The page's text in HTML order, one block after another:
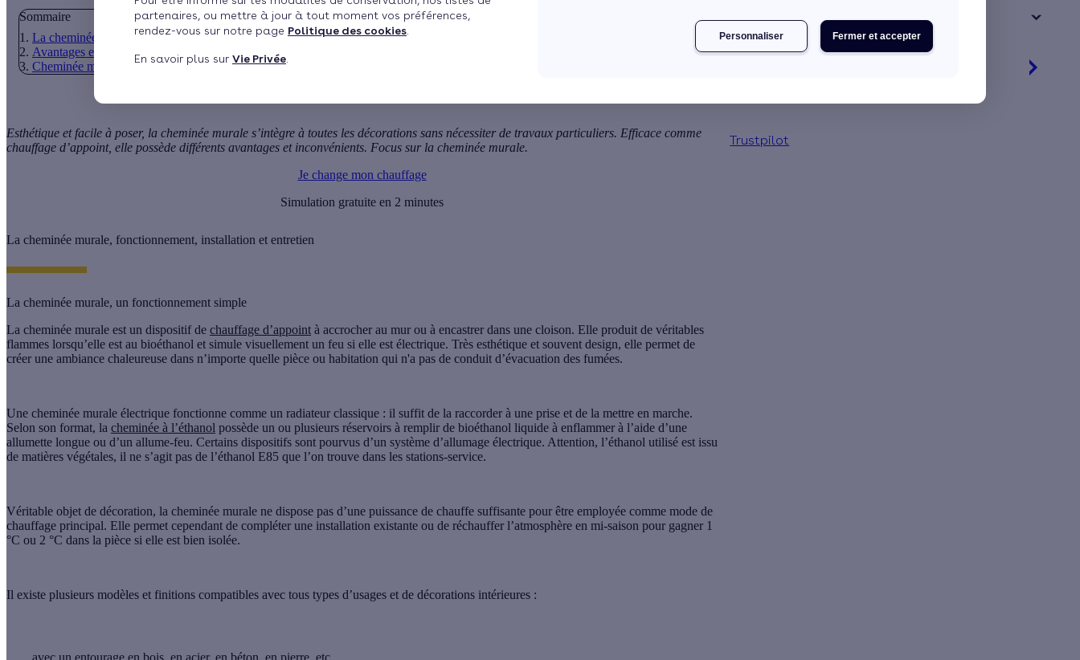
partenaires, ou mettre à jour à tout moment vos préférences,
rendez-vous sur notre page Politique des cookies
En savoir plus sur Vie Privée
Fermer et accepter
Personnaliser
Sommaire
La cheminée murale, fonctionnement, installation et entretien
Avantages et inconvénients
Cheminée murale : prix d’achat et coût de fonctionnement
Esthétique et facile à poser, la cheminée murale s’intègre à toutes les décorations sans nécessiter de travaux particuliers. Efficace comme
chauffage d’appoint, elle possède différents avantages et inconvénients. Focus sur la cheminée murale.
Je change mon chauffage
Simulation gratuite en 2 minutes
La cheminée murale, fonctionnement, installation et entretien
La cheminée murale, un fonctionnement simple
La cheminée murale est un dispositif de chauffage d’appoint à accrocher au mur ou à encastrer dans une cloison. Elle produit de véritables
flammes lorsqu’elle est au bioéthanol et simule visuellement un feu si elle est électrique. Très esthétique et souvent design, elle permet de
créer une ambiance chaleureuse dans n’importe quelle pièce ou habitation qui n'a pas de conduit d’évacuation des fumées.
Une cheminée murale électrique fonctionne comme un radiateur classique : il suffit de la raccorder à une prise et de la mettre en marche.
Selon son format, la cheminée à l’éthanol possède un ou plusieurs réservoirs à remplir de bioéthanol liquide à enflammer à l’aide d’une
allumette longue ou d’un allume-feu. Certains dispositifs sont pourvus d’un système d’allumage électrique. Attention, l’éthanol utilisé est issu
de matières végétales, il ne s’agit pas de l’éthanol E85 que l’on trouve dans les stations-service.
Véritable objet de décoration, la cheminée murale ne dispose pas d’une puissance de chauffe suffisante pour être employée comme mode de
chauffage principal. Elle permet cependant de compléter une installation existante ou de réchauffer l’atmosphère en mi-saison pour gagner 1
°C ou 2 °C dans la pièce si elle est bien isolée.
Il existe plusieurs modèles et finitions compatibles avec tous types d’usages et de décorations intérieures :
avec un entourage en bois, en acier, en béton, en pierre, etc.,
+ de 15 ans
Trustpilot